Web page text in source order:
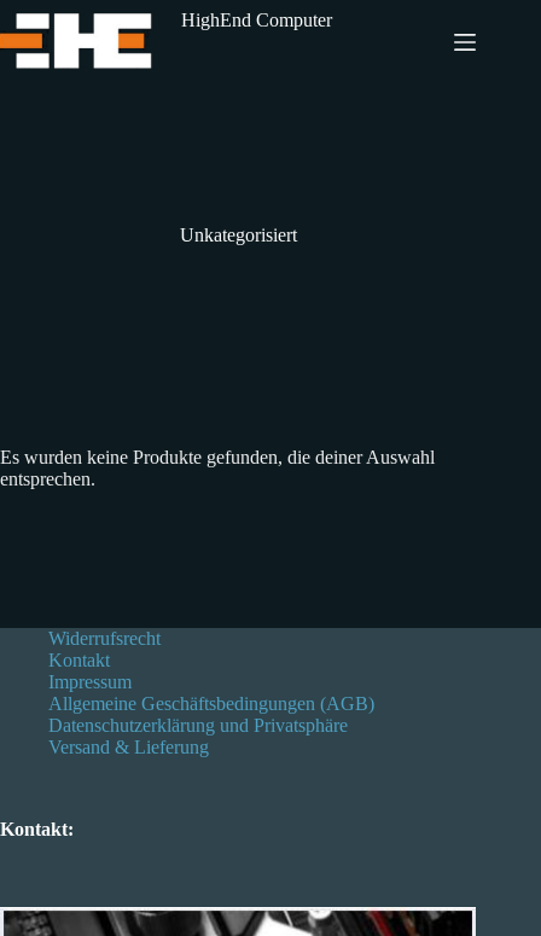
Zum
Inhalt
springen
HighEnd Computer
Unkategorisiert
Es wurden keine Produkte gefunden, die deiner Auswahl
entsprechen.
Widerrufsrecht
Kontakt
Impressum
Allgemeine Geschäftsbedingungen (AGB)
Datenschutzerklärung und Privatsphäre
Versand & Lieferung
Kontakt: